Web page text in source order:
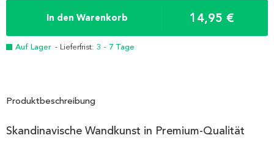
In den Warenkorb 14,95 €
Auf Lager - Lieferfrist: 3 - 7 Tage
Produktbeschreibung
Skandinavische Wandkunst in Premium-Qualität